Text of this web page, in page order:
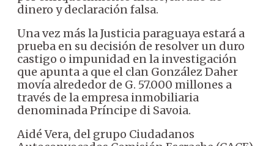
dinero y declaración falsa.
Una vez más la Justicia paraguaya estará a
prueba en su decisión de resolver un duro
castigo o impunidad en la investigación
que apunta a que el clan González Daher
movía alrededor de G. 57.000 millones a
través de la empresa inmobiliaria
denominada Príncipe di Savoia.
Aidé Vera, del grupo Ciudadanos